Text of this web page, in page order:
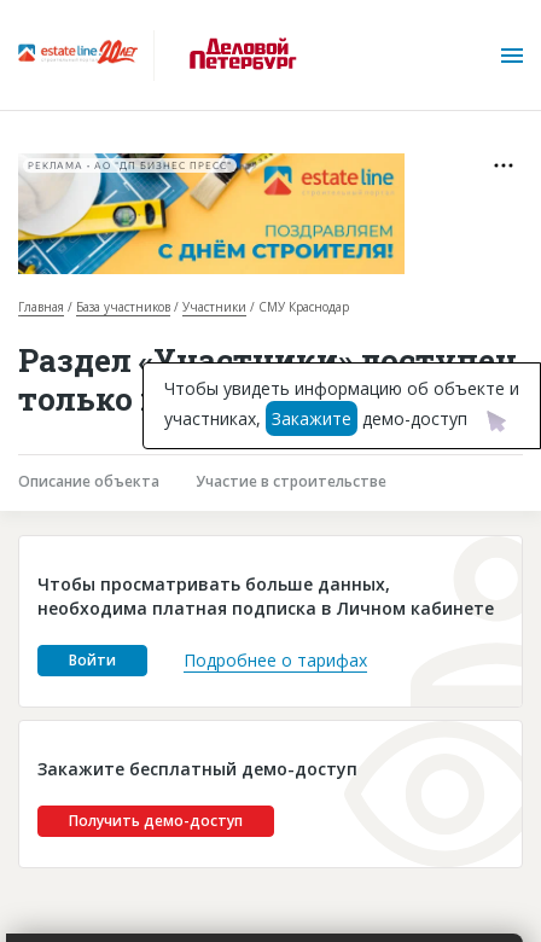
Горячие объекты
База строящихся объектов
Инвестпроекты
Глоссарий
Платные услуги
Пресс-релизы
РЕКЛАМА • АО "ДП БИЗНЕС ПРЕСС"
Главная База участников Участники СМУ Краснодар
Раздел «Участники» доступен
только подписчикам
Описание объекта Участие в строительстве
Чтобы просматривать больше данных,
необходима платная подписка в Личном кабинете
Войти Подробнее о тарифах
Закажите бесплатный демо-доступ
Получить демо-доступ
Чтобы увидеть информацию об объекте и
участниках, Закажите демо-доступ